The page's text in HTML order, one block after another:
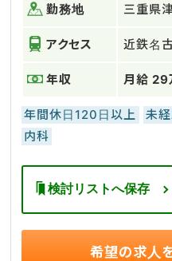
勤務地 三重県
アクセス 近鉄名
年収 月給 29
年間休日120日以上 未
内科
検討リストへ保存
希望の求人